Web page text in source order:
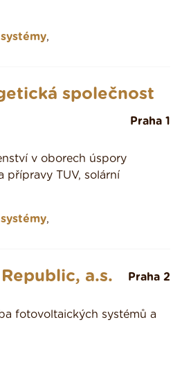
,
společnost
Praha 1
v oborech úspory
přípravy TUV, solární
,
a.s. Praha 2
fotovoltaických systémů a